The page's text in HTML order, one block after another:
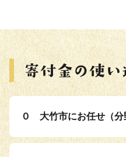
０ 大竹市にお任せ（分